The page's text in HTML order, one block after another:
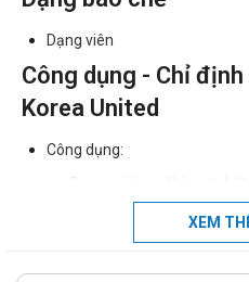
Dạng viên
Công dụng - Chỉ
Korea United
Công dụng:
Domperidone là hoạt chất
thích nhu động ống tiêu
làm ảnh hưởng tới sự bài
XEM